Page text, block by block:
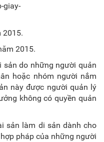
giay-
2015.
2015.
do những người quản
hoặc nhóm người nắm
này được người quản lý
không có quyền quản
sản làm di sản dành cho
pháp của những người